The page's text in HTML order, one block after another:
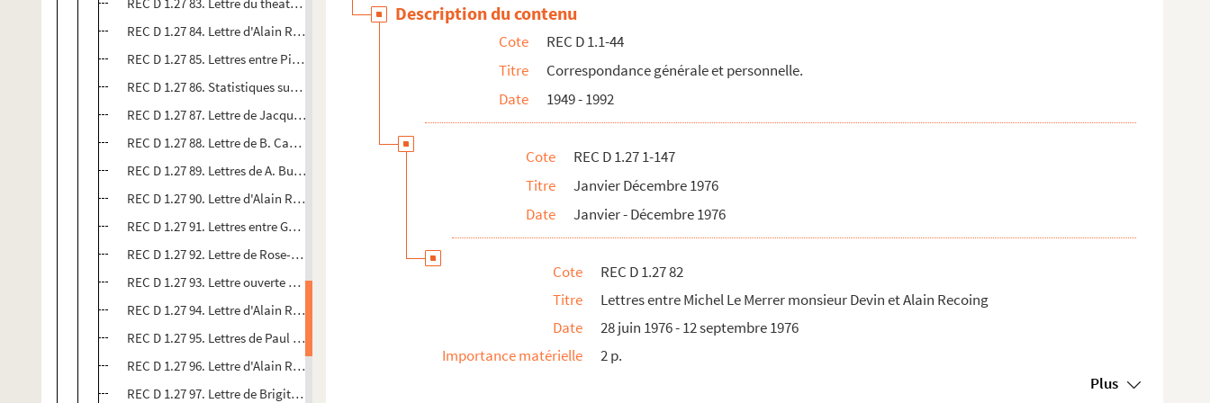
REC D 1.27 84. Lettre d'Alain Recoing à Jean-Paul Schoffit
REC D 1.27 85. Lettres entre Pierre-Henri Lamauve à Alain Recoing
REC D 1.27 86. Statistiques sur les salaires et charges des mebres de la compagnie d'Alain Recoing
REC D 1.27 87. Lettre de Jacques Félix à Alain Recoing
REC D 1.27 88. Lettre de B. Castera à Alain Recoing
REC D 1.27 89. Lettres de A. Burgaud à Alain Recoing
REC D 1.27 90. Lettre d'Alain Recoing à Simone Turck
REC D 1.27 91. Lettres entre Guy Savary et Alain Recoing
REC D 1.27 92. Lettre de Rose-Marie Moudoues à Alain Recoing
REC D 1.27 93. Lettre ouverte d'Alain Recoing à André Tahon
REC D 1.27 94. Lettre d'Alain Recoing à André Tournier
REC D 1.27 95. Lettres de Paul Fournel à Alain Recoing
REC D 1.27 96. Lettre d'Alain Recoing à France Picard
REC D 1.27 97. Lettre de Brigitte Jouvancy à Alain Recoing
Description du contenu
Cote
REC D 1.1-44
Titre
Correspondance générale et personnelle.
Date
1949 - 1992
Cote
REC D 1.27 1-147
Titre
Janvier Décembre 1976
Date
Janvier - Décembre 1976
Cote
REC D 1.27 82
Titre
Lettres entre Michel Le Merrer monsieur Devin et Alain Recoing
Date
28 juin 1976 - 12 septembre 1976
Importance matérielle
2 p.
Plus